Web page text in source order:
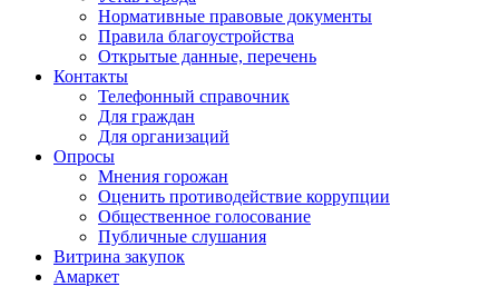
Нормативные правовые документы
Правила благоустройства
Открытые данные, перечень
Контакты
Телефонный справочник
Для граждан
Для организаций
Опросы
Мнения горожан
Оценить противодействие коррупции
Общественное голосование
Публичные слушания
Витрина закупок
Амаркет